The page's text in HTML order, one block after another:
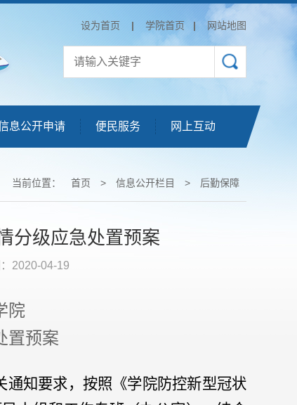
设为首页 | 学院首页 | 网站地图
息公开申请 便民服务 网上互动
当前位置： 首页 > 信息公开栏目 > 后勤保障
分级应急处置预案
2020-04-19
院
置预案
知要求，按照《学院防控新型冠状